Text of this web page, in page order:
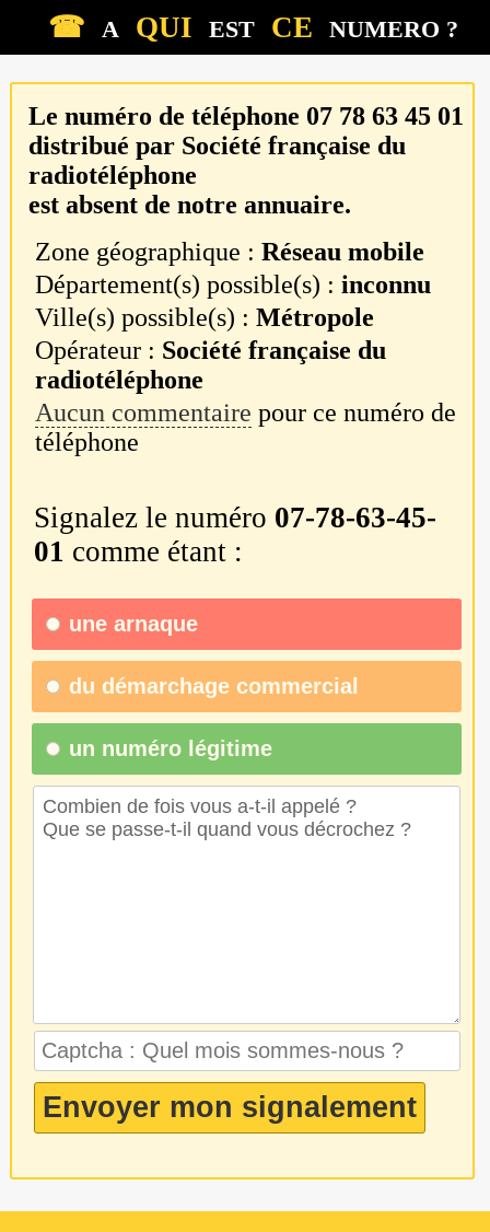
☎ A QUI EST CE NUMERO ?
Le numéro de téléphone 07 78 63 45 01
distribué par Société française du
radiotéléphone
est absent de notre annuaire.
Zone géographique :Réseau mobile
Département(s) possible(s) :inconnu
Ville(s) possible(s) :Métropole
Opérateur : Société française du
radiotéléphone
Aucun commentaire pour ce numéro de
téléphone
Signalez le numéro 07-78-63-45-
01 comme étant :
une arnaque
du démarchage commercial
un numéro légitime